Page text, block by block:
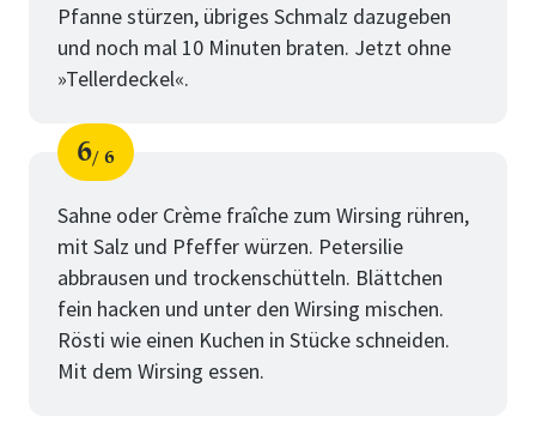
Pfanne stürzen, übriges Schmalz dazugeben
und noch mal 10 Minuten braten. Jetzt ohne
»Tellerdeckel«.
Schritt
6
von
6
Sahne oder Crème fraîche zum Wirsing rühren,
mit Salz und Pfeffer würzen. Petersilie
abbrausen und trockenschütteln. Blättchen
fein hacken und unter den Wirsing mischen.
Rösti wie einen Kuchen in Stücke schneiden.
Mit dem Wirsing essen.